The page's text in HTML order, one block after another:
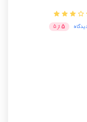
5 از 5